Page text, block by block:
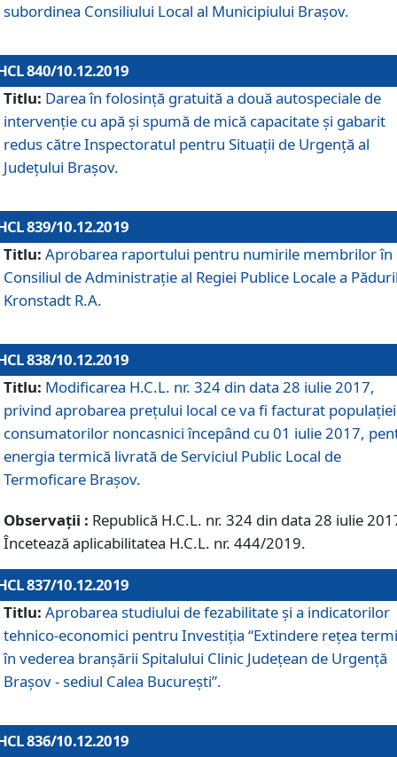
subordinea Consiliului Local al Municipiului Brașov.
840/10.12.2019
Titlu: Darea în folosință gratuită a două autospeciale de
intervenție cu apă și spumă de mică capacitate și gabarit
redus către Inspectoratul pentru Situaţii de Urgenţă al
Judeţului Brașov.
839/10.12.2019
Titlu: Aprobarea raportului pentru numirile membrilor în
Consiliul de Administraţie al Regiei Publice Locale a
Kronstadt R.A.
838/10.12.2019
Titlu: Modificarea H.C.L. nr. 324 din data 28 iulie 2017,
privind aprobarea preţului local ce va fi facturat
consumatorilor noncasnici începând cu 01 iulie 2017,
energia termică livrată de Serviciul Public Local de
Termoficare Braşov.
Observații : Republică H.C.L. nr. 324 din data 28 iulie
Încetează aplicabilitatea H.C.L. nr. 444/2019.
837/10.12.2019
Titlu: Aprobarea studiului de fezabilitate și a indicatorilor
tehnico-economici pentru Investiția “Extindere rețea
în vederea branșării Spitalului Clinic Județean de Urgență
Brașov - sediul Calea București”.
836/10.12.2019